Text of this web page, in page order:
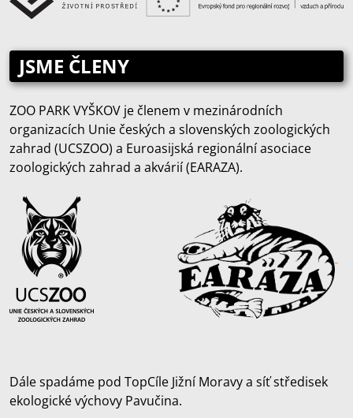
JSME ČLENY
ZOO PARK VYŠKOV je členem v mezinárodních
organizacích Unie českých a slovenských zoologických
zahrad (UCSZOO) a Euroasijská regionální asociace
zoologických zahrad a akvárií (EARAZA).
Dále spadáme pod TopCíle Jižní Moravy a síť středisek
ekologické výchovy Pavučina.